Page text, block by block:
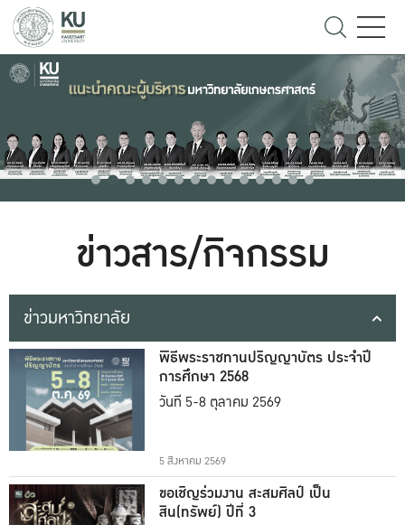
ข่าวสาร/กิจกรรม
ข่าวมหาวิทยาลัย
พิธีพระราชทานปริญญาบัตร ประจำปี
การศึกษา 2568
วันที่ 5-8 ตุลาคม 2569
5 สิงหาคม 2569
ขอเชิญร่วมงาน สะสมศิลป์ เป็น
สิน(ทรัพย์) ปีที่ 3